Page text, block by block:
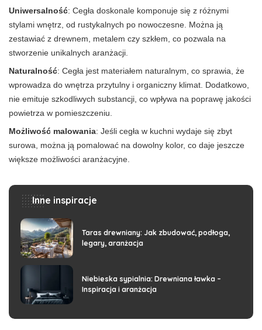
Uniwersalność: Cegła doskonale komponuje się z różnymi
stylami wnętrz, od rustykalnych po nowoczesne. Można ją
zestawiać z drewnem, metalem czy szkłem, co pozwala na
stworzenie unikalnych aranżacji.
Naturalność: Cegła jest materiałem naturalnym, co sprawia, że
wprowadza do wnętrza przytulny i organiczny klimat. Dodatkowo,
nie emituje szkodliwych substancji, co wpływa na poprawę jakości
powietrza w pomieszczeniu.
Możliwość malowania: Jeśli cegła w kuchni wydaje się zbyt
surowa, można ją pomalować na dowolny kolor, co daje jeszcze
większe możliwości aranżacyjne.
Inne inspiracje
Taras drewniany: Jak zbudować, podłoga,
legary, aranżacja
Niebieska sypialnia: Drewniana ławka –
Inspiracja i aranżacja